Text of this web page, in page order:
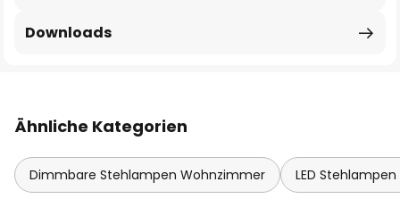
Downloads
Ähnliche Kategorien
Dimmbare Stehlampen Wohnzimmer LED